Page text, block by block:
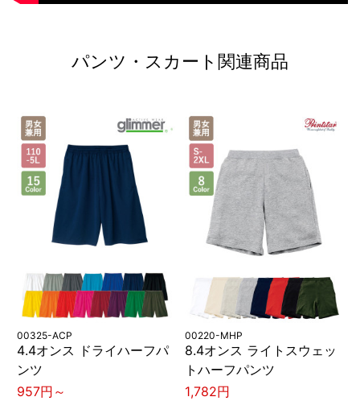
パンツ・スカート関連商品
00325-ACP
4.4オンス ドライハーフパ
ンツ
957円～
00220-MHP
8.4オンス ライトスウェッ
トハーフパンツ
1,782円